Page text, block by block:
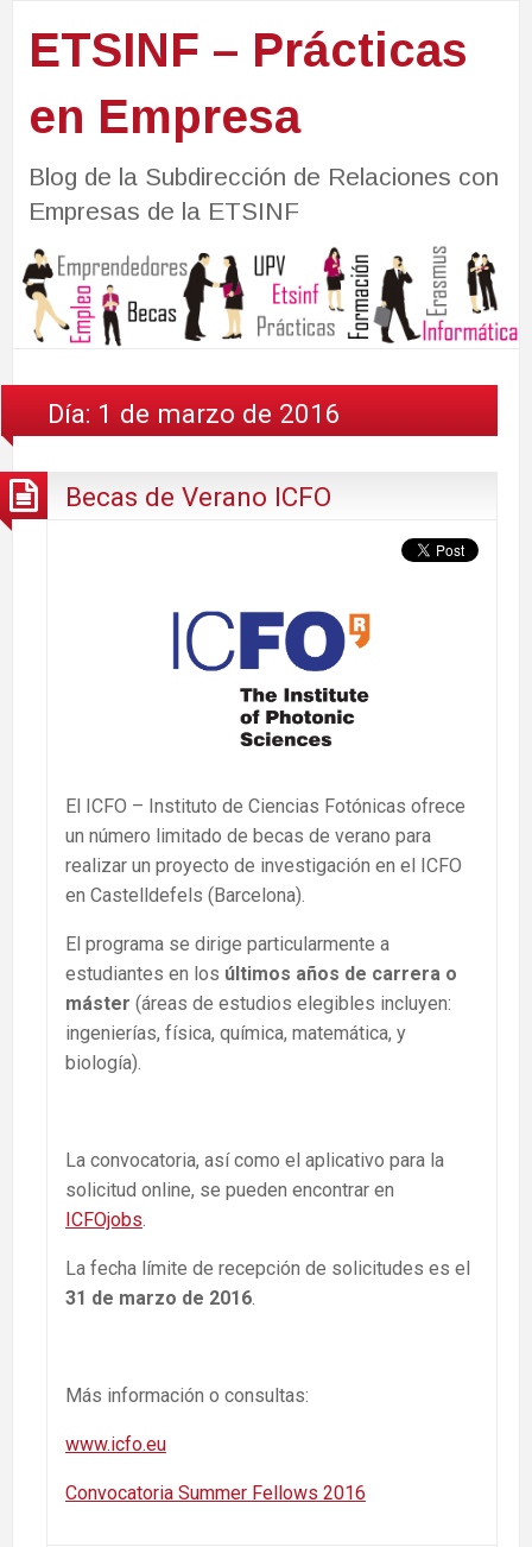
ETSINF – Prácticas
en Empresa
Blog de la Subdirección de Relaciones con
Empresas de la ETSINF
Día: 1 de marzo de 2016
Becas de Verano ICFO
El ICFO – Instituto de Ciencias Fotónicas ofrece
un número limitado de becas de verano para
realizar un proyecto de investigación en el ICFO
en Castelldefels (Barcelona).
El programa se dirige particularmente a
estudiantes en los últimos años de carrera o
máster (áreas de estudios elegibles incluyen:
ingenierías, física, química, matemática, y
biología).
La convocatoria, así como el aplicativo para la
solicitud online, se pueden encontrar en
ICFOjobs.
La fecha límite de recepción de solicitudes es el
31 de marzo de 2016.
Más información o consultas:
www.icfo.eu
Convocatoria Summer Fellows 2016